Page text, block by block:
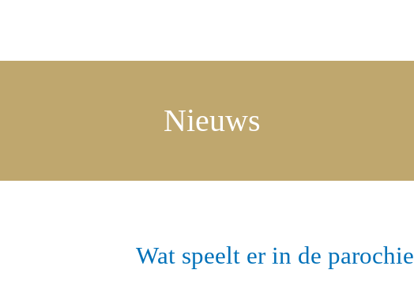
Nieuws
Wat speelt er in de parochie